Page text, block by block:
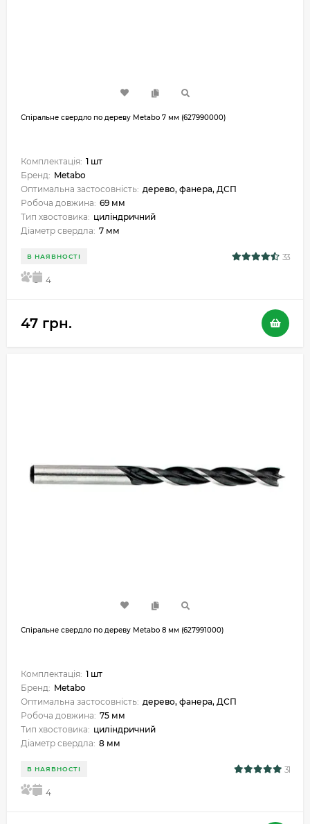
Спіральне свердло по дереву Metabo 7 мм (627990000)
Комплектація: 1 шт
Бренд: Metabo
Оптимальна застосовність: дерево, фанера, ДСП
Робоча довжина: 69 мм
Тип хвостовика: циліндричний
Діаметр свердла: 7 мм
В НАЯВНОСТІ 33
5 4
47 грн.
Спіральне свердло по дереву Metabo 8 мм (627991000)
Комплектація: 1 шт
Бренд: Metabo
Оптимальна застосовність: дерево, фанера, ДСП
Робоча довжина: 75 мм
Тип хвостовика: циліндричний
Діаметр свердла: 8 мм
В НАЯВНОСТІ 31
5 4